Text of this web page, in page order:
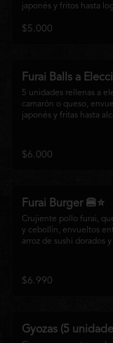
japonés y fritos hasta
por dentro,
nikkei.
$5.000
Furai Balls a
5 unidades rellenas a
camarón o queso,
japonés y fritas hasta
$6.000
Furai Burger 🍔⭐
Crujiente pollo furai,
y cebollín, envueltos
arroz de sushi dorados
tradición japonesa con
cada bocado.
$6.990
Gyozas (5